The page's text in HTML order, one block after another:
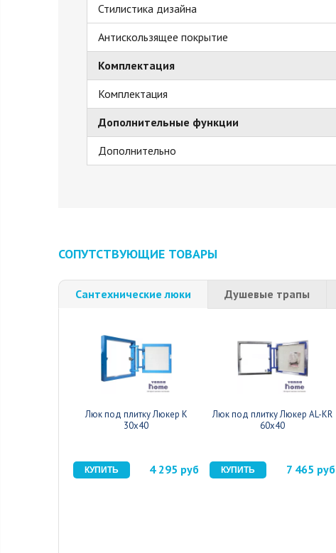
Стилистика дизайна
Антискользящее покрытие
Комплектация
Комплектация
Дополнительные функции
Дополнительно
СОПУТСТВУЮЩИЕ ТОВАРЫ
Сантехнические люки Душевые трапы
Люк под плитку Люкер К
30x40
4 295 руб
Люк под плитку Люкер AL-KR
60x40
7 465 руб